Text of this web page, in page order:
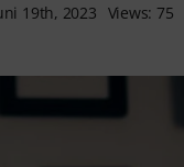
19th, 2023 Views: 75